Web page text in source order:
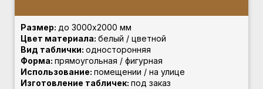
Размер: до 3000х2000 мм
Цвет материала: белый / цветной
Вид таблички: односторонняя
Форма: прямоугольная / фигурная
Использование: помещении / на улице
Изготовление табличек: под заказ